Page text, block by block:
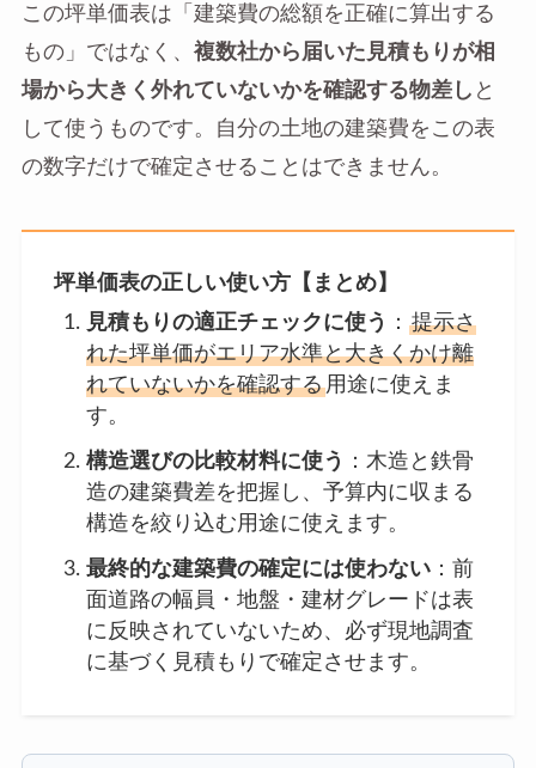
この坪単価表は「建築費の総額を正確に算出する
もの」ではなく、 複数社から届いた見積もりが相
場から大きく外れていないかを確認する物差し と
して使うものです。自分の土地の建築費をこの表
の数字だけで確定させることはできません。
坪単価表の正しい使い方【まとめ】
見積もりの適正チェックに使う
： 提示さ
れた坪単価がエリア水準と大きくかけ離
れていないかを確認する用途に使えま
す。
構造選びの比較材料に使う
：木造と鉄骨
造の建築費差を把握し、予算内に収まる
構造を絞り込む用途に使えます。
最終的な建築費の確定には使わない：前
面道路の幅員・地盤・建材グレードは表
に反映されていないため、必ず現地調査
に基づく見積もりで確定させます。